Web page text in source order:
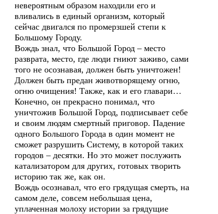
невероятным образом находили его и
вливались в единый организм, который
сейчас двигался по промерзшей степи к
Большому Городу.
Вождь знал, что Большой Город – место
разврата, место, где люди гниют заживо, сами
того не осознавая, должен быть уничтожен!
Должен быть предан животворящему огню,
огню очищения! Также, как и его главари…
Конечно, он прекрасно понимал, что
уничтожив Большой Город, подписывает себе
и своим людям смертный приговор. Падение
одного Большого Города в один момент не
сможет разрушить Систему, в которой таких
городов – десятки. Но это может послужить
катализатором для других, готовых творить
историю так же, как он.
Вождь осознавал, что его грядущая смерть, на
самом деле, совсем небольшая цена,
уплаченная молоху истории за грядущие